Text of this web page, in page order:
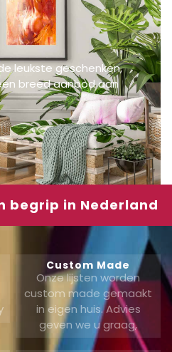
leukste geschenken,
breed aanbod aan
begrip in Nederland
Custom Made
Onze lijsten worden
custom made gemaakt
in eigen huis. Advies
geven we u graag,